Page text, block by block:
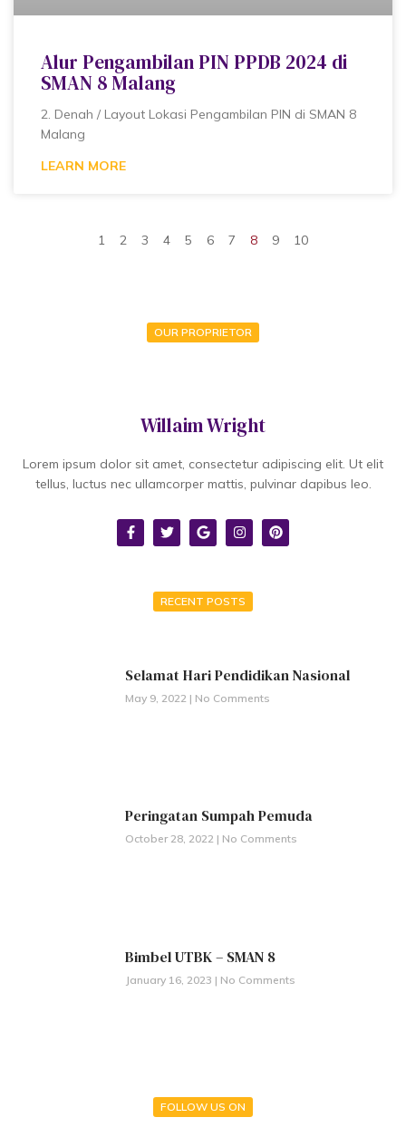
Alur Pengambilan PIN PPDB 2024 di
SMAN 8 Malang
2. Denah / Layout Lokasi Pengambilan PIN di SMAN 8
Malang
LEARN MORE
1 2 3 4 5 6 7 8 9 10
OUR PROPRIETOR
Willaim Wright
Lorem ipsum dolor sit amet, consectetur adipiscing elit. Ut elit
tellus, luctus nec ullamcorper mattis, pulvinar dapibus leo.
RECENT POSTS
Selamat Hari Pendidikan Nasional
May 9, 2022 No Comments
Peringatan Sumpah Pemuda
October 28, 2022 No Comments
Bimbel UTBK – SMAN 8
January 16, 2023 No Comments
FOLLOW US ON